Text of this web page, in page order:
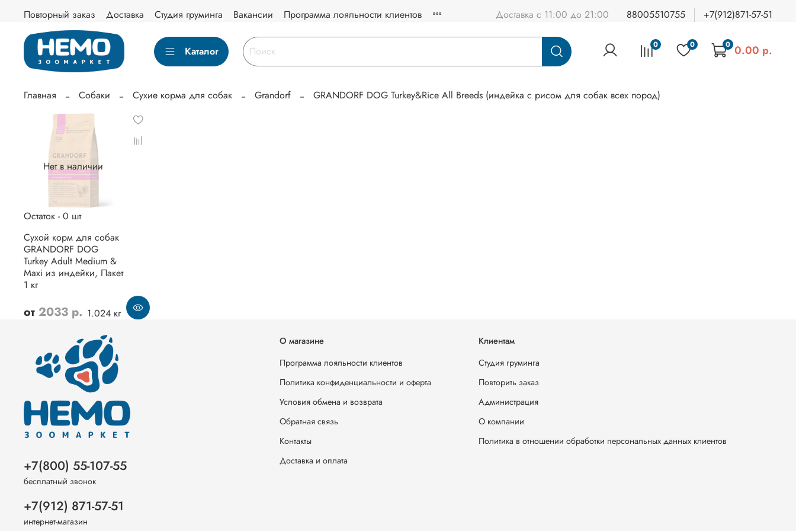
Повторный заказ Доставка Студия груминга Вакансии Программа лояльности клиентов Доставка с 11:00 до 21:00 88005510755 +7(912)871-57-51
Каталог 0 0 0 0.00 р.
Главная Собаки Сухие корма для собак Grandorf GRANDORF DOG Turkey&Rice All Breeds (индейка с рисом для собак всех пород)
Нет в наличии
Остаток - 0 шт
Сухой корм для собак
GRANDORF DOG
Turkey Adult Medium &
Maxi из индейки, Пакет
1 кг
от 2033 р. 1.024 кг
О магазине
Программа лояльности клиентов
Политика конфиденциальности и оферта
Условия обмена и возврата
Обратная связь
Контакты
Доставка и оплата
Клиентам
Студия груминга
Повторить заказ
Администрация
О компании
Политика в отношении обработки персональных данных клиентов
+7(800) 55-107-55
бесплатный звонок
+7(912) 871-57-51
интернет-магазин